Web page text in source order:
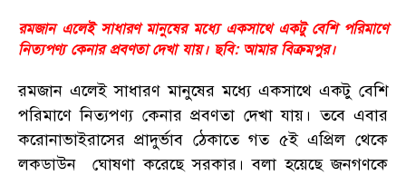
রমজান এলেই সাধারণ মানুষের মধ্যে একসাথে একটু বেশি পরিমাণে
নিত্যপণ্য কেনার প্রবণতা দেখা যায়। ছবি: আমার বিক্রমপুর।
রমজান এলেই সাধারণ মানুষের মধ্যে একসাথে একটু বেশি
পরিমাণে নিত্যপণ্য কেনার প্রবণতা দেখা যায়। তবে এবার
করোনাভাইরাসের প্রাদুর্ভাব ঠেকাতে গত ৫ই এপ্রিল থেকে
লকডাউন ঘোষণা করেছে সরকার। বলা হয়েছে জনগণকে